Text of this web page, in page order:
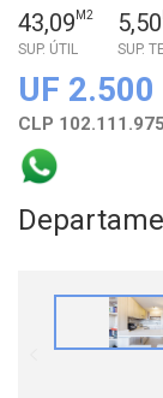
43,09 M2
SUP. ÚTIL
5,50
SUP.
UF 2.500
CLP